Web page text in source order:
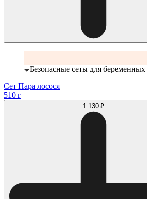
Безопасные сеты для беременных
Сет Пара лосося
510 г
1 130 ₽